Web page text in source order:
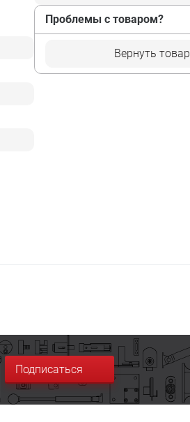
Проблемы с товаром?
Вернуть товар
Подписаться